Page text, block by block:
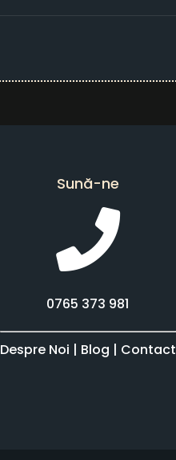
Sună-ne
0765 373 981
Despre Noi | Blog | Contact